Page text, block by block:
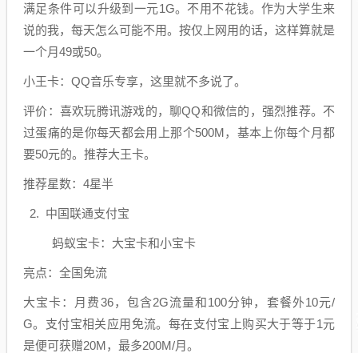
满足条件可以升级到一元1G。不用不花钱。作为大学生来
说的我，每天怎么可能不用。按仅上网用的话，这样算就是
一个月49或50。
小王卡：QQ音乐专享，这里就不多说了。
评价：喜欢玩腾讯游戏的，聊QQ和微信的，强烈推荐。不
过蛋痛的是你每天都会用上那个500M，基本上你每个月都
要50元的。推荐大王卡。
推荐星数：4星半
2. 中国联通支付宝
蚂蚁宝卡：大宝卡和小宝卡
亮点：全国免流
大宝卡：月费36，包含2G流量和100分钟，套餐外10元/
G。支付宝相关应用免流。每在支付宝上购买大于等于1元
是便可获赠20M，最多200M/月。